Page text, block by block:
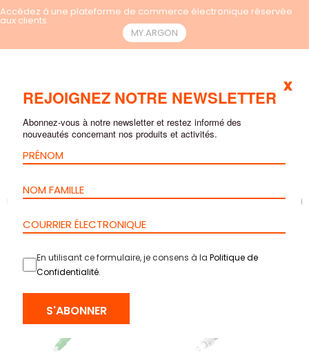
Accédez à une plateforme de commerce électronique réservée
aux clients.
MY.ARGON
REJOIGNEZ NOTRE NEWSLETTER
Abonnez-vous à notre newsletter et restez informé des
nouveautés concernant nos produits et activités.
En utilisant ce formulaire, je consens à la Politique de
Confidentialité.
S'ABONNER
x